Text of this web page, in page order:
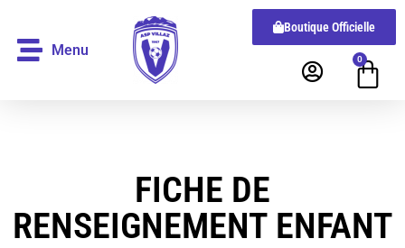
Menu
Boutique Officielle
0
FICHE DE
RENSEIGNEMENT ENFANT